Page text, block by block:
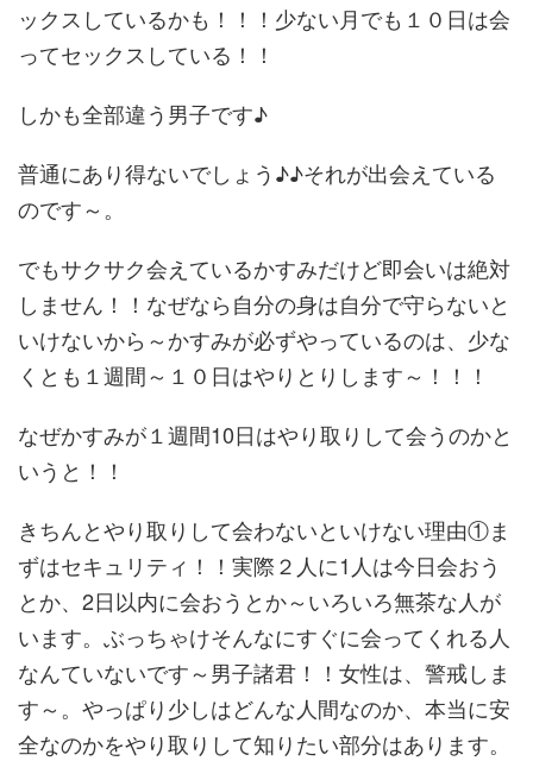
ックスしているかも！！！少ない月でも１０日は会
ってセックスしている！！
しかも全部違う男子です♪
普通にあり得ないでしょう♪♪それが出会えている
のです～。
でもサクサク会えているかすみだけど即会いは絶対
しません！！なぜなら自分の身は自分で守らないと
いけないから～かすみが必ずやっているのは、少な
くとも１週間～１０日はやりとりします～！！！
なぜかすみが１週間10日はやり取りして会うのかと
いうと！！
きちんとやり取りして会わないといけない理由①ま
ずはセキュリティ！！実際２人に1人は今日会おう
とか、2日以内に会おうとか～いろいろ無茶な人が
います。ぶっちゃけそんなにすぐに会ってくれる人
なんていないです～男子諸君！！女性は、警戒しま
す～。やっぱり少しはどんな人間なのか、本当に安
全なのかをやり取りして知りたい部分はあります。